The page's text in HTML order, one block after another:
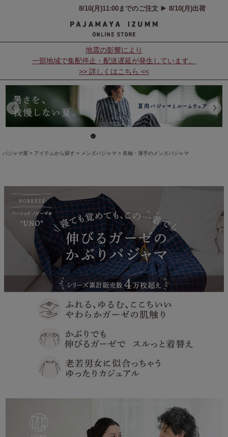
地震の影響により
一部地域で集配停止・配送遅延が発生しています。
>> 詳しくはこちら <<
パジャマ屋 アイテムから探す メンズパジャマ 長袖・薄手のメンズパジャマ